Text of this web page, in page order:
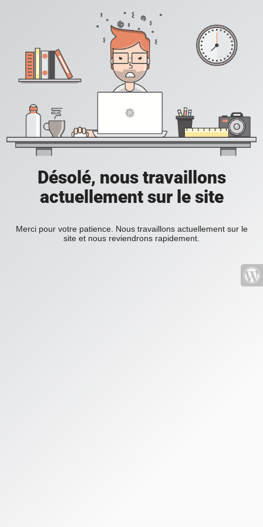
Désolé, nous travaillons
actuellement sur le site
Merci pour votre patience. Nous travaillons actuellement sur le
site et nous reviendrons rapidement.